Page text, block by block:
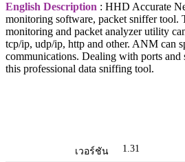
English Description : HHD Accurate
monitoring software, packet sniffer tool.
monitoring and packet analyzer utility
tcp/ip, udp/ip, http and other. ANM can
communications. Dealing with ports and
this professional data sniffing tool.
เวอร์ชัน 1.31